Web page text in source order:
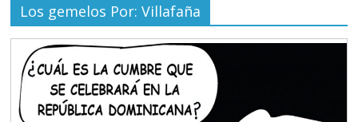
Los gemelos Por: Villafaña